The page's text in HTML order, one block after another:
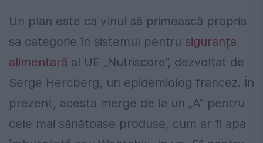
Un plan este ca vinul să primească propria
sa categorie în sistemul pentru siguranța
alimentară al UE „Nutriscore”, dezvoltat de
Serge Hercberg, un epidemiolog francez. În
prezent, acesta merge de la un „A” pentru
cele mai sănătoase produse, cum ar fi apa